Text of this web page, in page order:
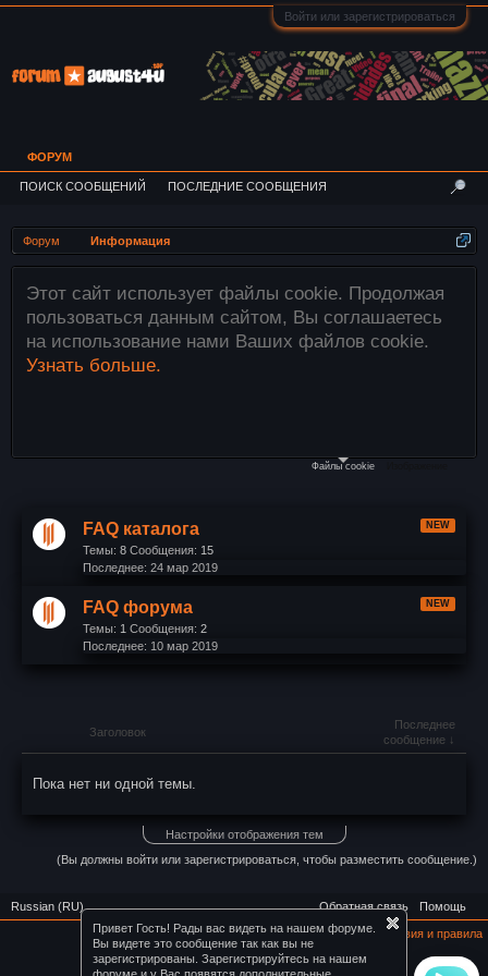
Войти или зарегистрироваться
Форум Информация
Этот сайт использует файлы cookie. Продолжая
пользоваться данным сайтом, Вы соглашаетесь
на использование нами Ваших файлов cookie.
Узнать больше.
Файлы cookie
Привет Гость! Рады вас видеть на нашем форуме.
Вы видете это сообщение так как вы не
зарегистрированы. Зарегистрируйтесь на нашем
FAQ каталога
Темы: 8 Сообщения: 15
24 мар 2019
FAQ форума
Темы: 1 Сообщения: 2
10 мар 2019
Заголовок
Последнее
сообщение ↓
Пока нет ни одной темы.
Настройки отображения тем
(Вы должны войти или зарегистрироваться, чтобы разместить сообщение.)
ФОРУМ
ПОИСК СООБЩЕНИЙ ПОСЛЕДНИЕ СООБЩЕНИЯ
Russian (RU) Обратная связь Помощь
Условия и правила
Партнеры: